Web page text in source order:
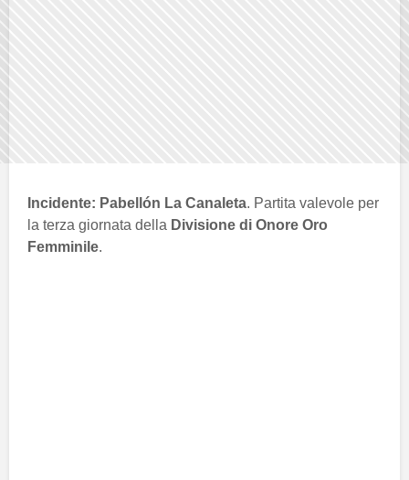
Incidente: Pabellón La Canaleta. Partita valevole per
la terza giornata della Divisione di Onore Oro
Femminile.